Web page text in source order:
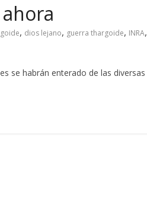
, dios lejano, guerra thargoide, INRA,
se habrán enterado de las diversas